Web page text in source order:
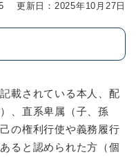
更新日：2025年10月27日
載されている本人、配
、直系卑属（子、孫
の権利行使や義務履行
ると認められた方（個